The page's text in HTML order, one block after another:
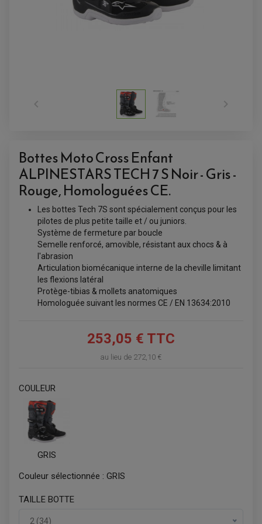
AMORTISSEUR / SUSPENSION
AMORTISSEUR DE DIRECTION
SUPPORT TOP CASE
TOP CASE
ACCESSOIRES ANODISES POUR QUAD
GUIDON QUAD
KIT DÉCO QUAD / SSV
POIGNÉE QUAD
 
Bottes Moto Cross Enfant
ALPINESTARS TECH 7 S Noir - Gris -
Rouge, Homologuées CE.
Les bottes Tech 7S sont spécialement conçus pour les
pilotes de plus petite taille et / ou juniors.
Système de fermeture par boucle
Semelle renforcé, amovible, résistant aux chocs & à
l'abrasion
Articulation biomécanique interne de la cheville limitant
les flexions latéral
Protège-tibias & mollets anatomiques
Homologuée suivant les normes CE / EN 13634:2010
253,05 € TTC
au lieu de 272,10 €
COULEUR
GRIS
Couleur sélectionnée : GRIS
TAILLE BOTTE
2 (34)